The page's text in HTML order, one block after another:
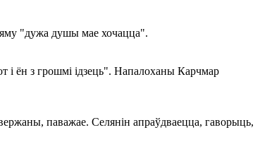
яму "дужа душы мае хочацца".
і ён з грошмі ідзець". Напалоханы Карчмар
паважае. Селянін апраўдваецца, гаворыць,